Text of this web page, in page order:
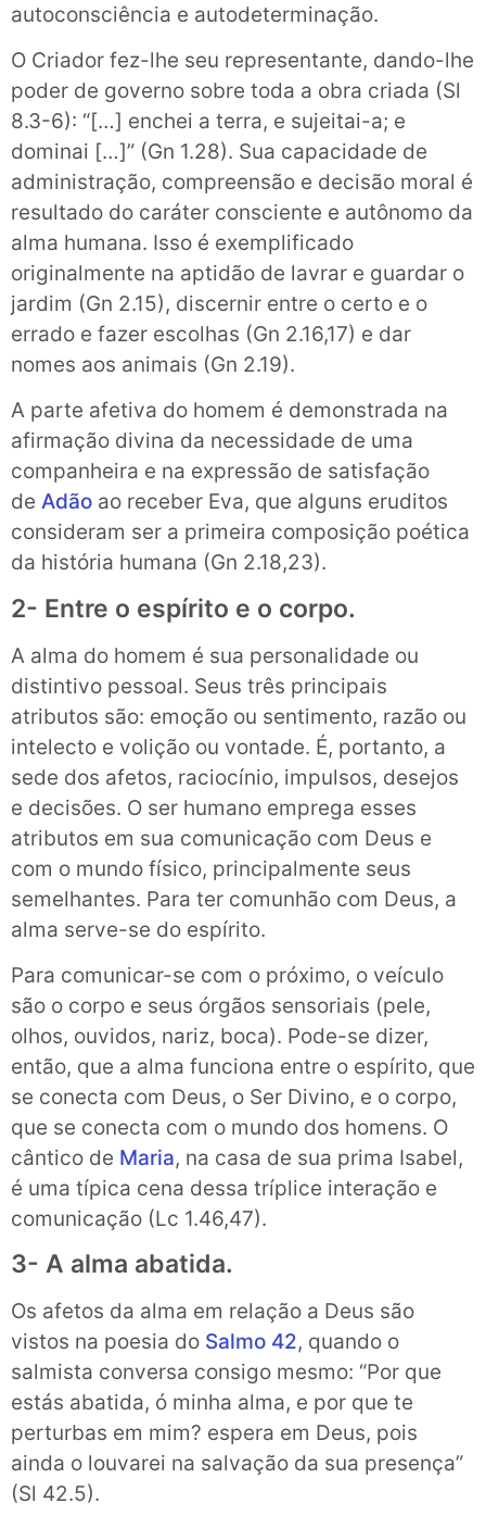
autoconsciência e autodeterminação.
O Criador fez-lhe seu representante, dando-lhe
poder de governo sobre toda a obra criada (Sl
8.3-6): “[…] enchei a terra, e sujeitai-a; e
dominai […]” (Gn 1.28). Sua capacidade de
administração, compreensão e decisão moral é
resultado do caráter consciente e autônomo da
alma humana. Isso é exemplificado
originalmente na aptidão de lavrar e guardar o
jardim (Gn 2.15), discernir entre o certo e o
errado e fazer escolhas (Gn 2.16,17) e dar
nomes aos animais (Gn 2.19).
A parte afetiva do homem é demonstrada na
afirmação divina da necessidade de uma
companheira e na expressão de satisfação
de Adão ao receber Eva, que alguns eruditos
consideram ser a primeira composição poética
da história humana (Gn 2.18,23).
2- Entre o espírito e o corpo.
A alma do homem é sua personalidade ou
distintivo pessoal. Seus três principais
atributos são: emoção ou sentimento, razão ou
intelecto e volição ou vontade. É, portanto, a
sede dos afetos, raciocínio, impulsos, desejos
e decisões. O ser humano emprega esses
atributos em sua comunicação com Deus e
com o mundo físico, principalmente seus
semelhantes. Para ter comunhão com Deus, a
alma serve-se do espírito.
Para comunicar-se com o próximo, o veículo
são o corpo e seus órgãos sensoriais (pele,
olhos, ouvidos, nariz, boca). Pode-se dizer,
então, que a alma funciona entre o espírito, que
se conecta com Deus, o Ser Divino, e o corpo,
que se conecta com o mundo dos homens. O
cântico de Maria, na casa de sua prima Isabel,
é uma típica cena dessa tríplice interação e
comunicação (Lc 1.46,47).
3- A alma abatida.
Os afetos da alma em relação a Deus são
vistos na poesia do Salmo 42, quando o
salmista conversa consigo mesmo: “Por que
estás abatida, ó minha alma, e por que te
perturbas em mim? espera em Deus, pois
ainda o louvarei na salvação da sua presença”
(Sl 42.5).